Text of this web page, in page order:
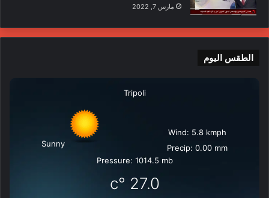
مارس 7, 2022
الطقس اليوم
Tripoli
Sunny
Wind: 5.8 kmph
Precip: 0.00 mm
Pressure: 1014.5 mb
27.0
°c